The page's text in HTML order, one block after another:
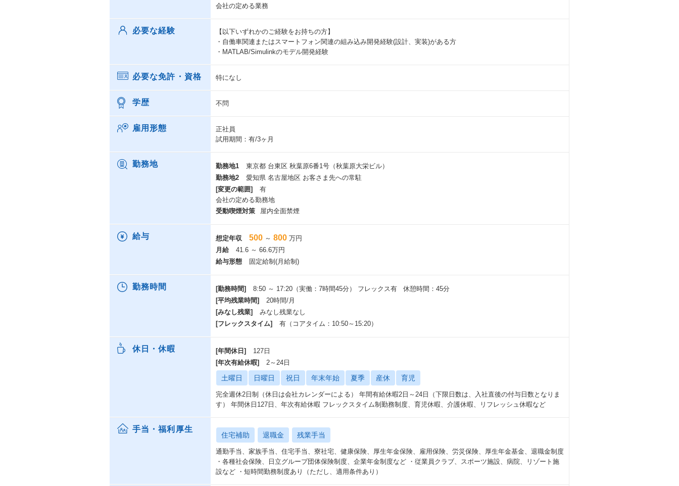
会社の定める業務
必要な経験
【以下いずれかのご経験をお持ちの方】
・自働車関連またはスマートフォン関連の組み込み開発経験(設計、実装)がある方
・MATLAB/Simulinkのモデル開発経験
必要な免許・資格 特になし
学歴 不問
雇用形態
正社員
試用期間：有/3ヶ月
勤務地 勤務地1
東京都 台東区 秋葉原6番1号（秋葉原大栄ビル）
勤務地2
愛知県 名古屋地区 お客さま先への常駐
[変更の範囲]
有
会社の定める勤務地
受動喫煙対策
屋内全面禁煙
給与 想定年収 500 ～ 800 万円
月給
41.6 ～ 66.6万円
給与形態
固定給制(月給制)
勤務時間 [勤務時間]
8:50 ～ 17:20（実働：7時間45分） フレックス有 休憩時間：45分
[平均残業時間]
20時間/月
[みなし残業]
みなし残業なし
[フレックスタイム]
有（コアタイム：10:50～15:20）
休日・休暇 [年間休日]
127日
[年次有給休暇]
2～24日
土曜日 日曜日 祝日 年末年始 夏季 産休 育児
完全週休2日制（休日は会社カレンダーによる） 年間有給休暇2日～24日（下限日数は、入社直後の付与日数となりま
す） 年間休日127日、年次有給休暇 フレックスタイム制勤務制度、育児休暇、介護休暇、リフレッシュ休暇など
手当・福利厚生
住宅補助 退職金 残業手当
通勤手当、家族手当、住宅手当、寮社宅、健康保険、厚生年金保険、雇用保険、労災保険、厚生年金基金、退職金制度
・各種社会保険、日立グループ団体保険制度、企業年金制度など ・従業員クラブ、スポーツ施設、病院、リゾート施
設など ・短時間勤務制度あり（ただし、適用条件あり）